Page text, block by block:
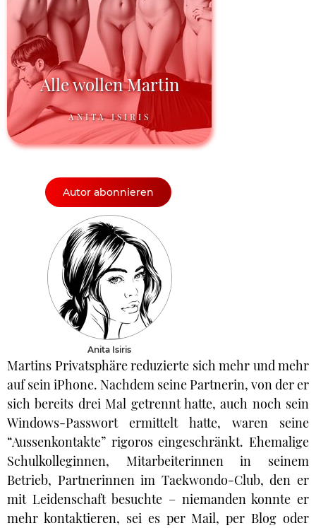
Alle wollen Martin
ANITA ISIRIS
Autor abonnieren
Anita Isiris
Martins Privatsphäre reduzierte sich mehr und mehr
auf sein iPhone. Nachdem seine Partnerin, von der er
sich bereits drei Mal getrennt hatte, auch noch sein
Windows-Passwort ermittelt hatte, waren seine
“Aussenkontakte” rigoros eingeschränkt. Ehemalige
Schulkolleginnen, Mitarbeiterinnen in seinem
Betrieb, Partnerinnen im Taekwondo-Club, den er
mit Leidenschaft besuchte – niemanden konnte er
mehr kontaktieren, sei es per Mail, per Blog oder